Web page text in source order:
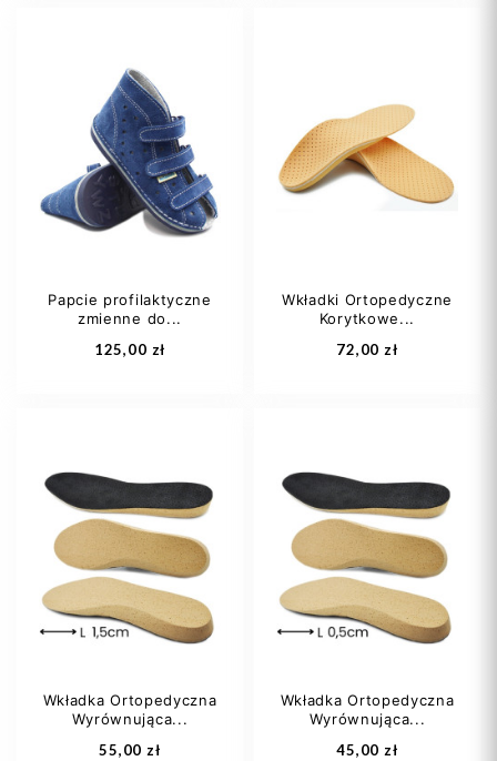
36
39 +7
Dodaj do koszyka
23 25
27
28 +4
Dodaj do koszyka
Papcie profilaktyczne
zmienne do...
125,00 zł
21 22
25
26
27 +5
Dodaj do koszyka
Wkładki Ortopedyczne
Korytkowe...
72,00 zł
22 25
26
28 +16
Dodaj do koszyka
Wkładka Ortopedyczna
Wyrównująca...
55,00 zł
Wkładka Ortopedyczna
Wyrównująca...
45,00 zł